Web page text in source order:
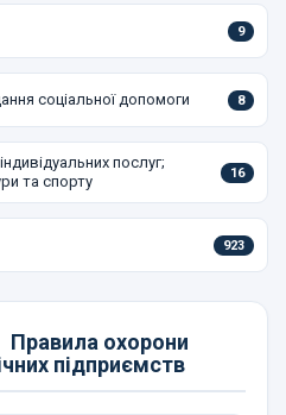
9
соціальної допомоги 8
послуг;
та спорту
16
923
Правила охорони
підприємств